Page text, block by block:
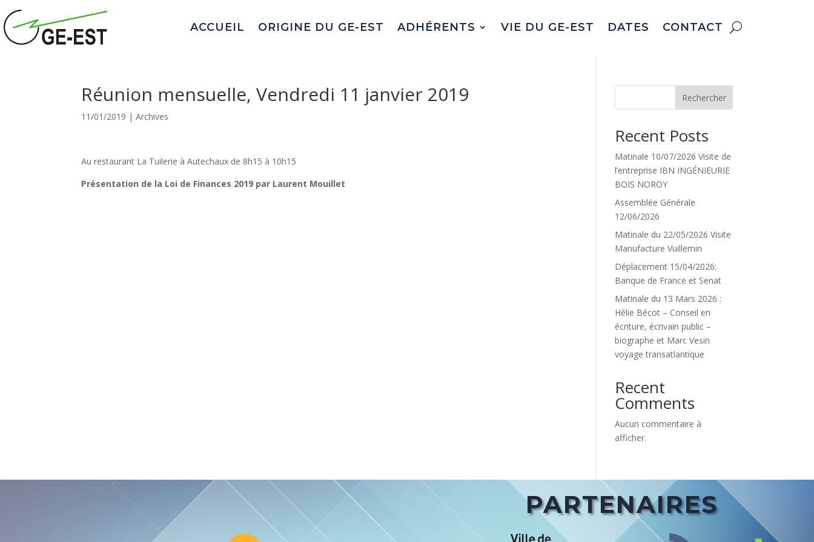
ACCUEIL ORIGINE DU GE-EST ADHÉRENTS VIE DU GE-EST DATES CONTACT
Réunion mensuelle, Vendredi 11 janvier 2019
11/01/2019 |Archives
Au restaurant La Tuilerie à Autechaux de 8h15 à 10h15
Présentation de la Loi de Finances 2019 par Laurent Mouillet
Rechercher
Recent Posts
Matinale 10/07/2026 Visite de
l’entreprise IBN INGÉNIEURIE
BOIS NOROY
Assemblée Générale
12/06/2026
Matinale du 22/05/2026 Visite
Manufacture Vuillemin
Déplacement 15/04/2026:
Banque de France et Senat
Matinale du 13 Mars 2026 :
Hélie Bécot – Conseil en
écriture, écrivain public –
biographe et Marc Vesin
voyage transatlantique
Recent
Comments
Aucun commentaire à
afficher.
PARTENAIRES